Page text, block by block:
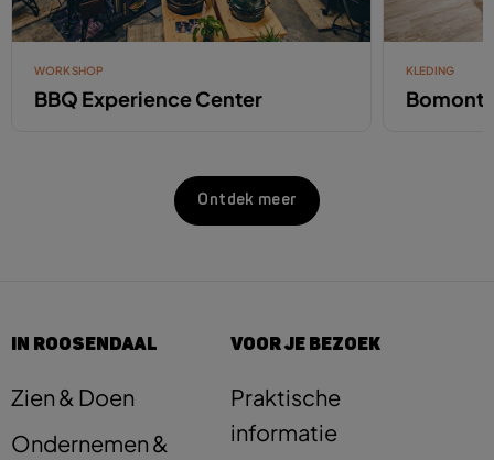
WORKSHOP
BBQ Experience Center
KLEDING
Bomont
Ontdek meer
IN ROOSENDAAL
Zien & Doen
Ondernemen &
VOOR JE BEZOEK
Praktische
informatie